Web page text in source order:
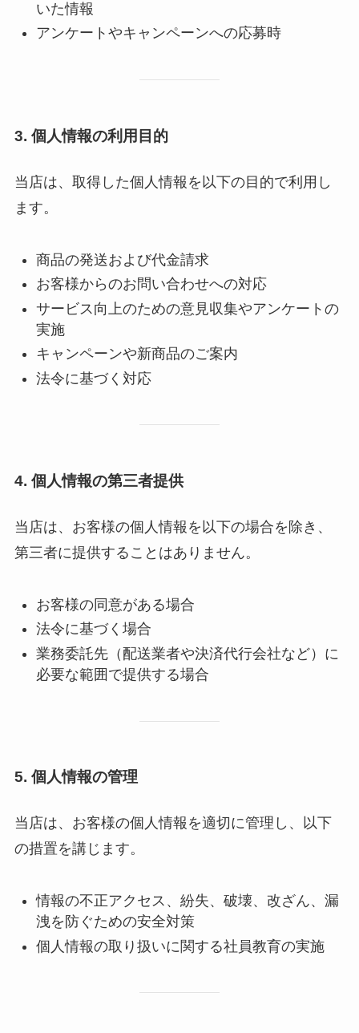
いた情報
アンケートやキャンペーンへの応募時
3. 個人情報の利用目的
当店は、取得した個人情報を以下の目的で利用し
ます。
商品の発送および代金請求
お客様からのお問い合わせへの対応
サービス向上のための意見収集やアンケートの
実施
キャンペーンや新商品のご案内
法令に基づく対応
4. 個人情報の第三者提供
当店は、お客様の個人情報を以下の場合を除き、
第三者に提供することはありません。
お客様の同意がある場合
法令に基づく場合
業務委託先（配送業者や決済代行会社など）に
必要な範囲で提供する場合
5. 個人情報の管理
当店は、お客様の個人情報を適切に管理し、以下
の措置を講じます。
情報の不正アクセス、紛失、破壊、改ざん、漏
洩を防ぐための安全対策
個人情報の取り扱いに関する社員教育の実施